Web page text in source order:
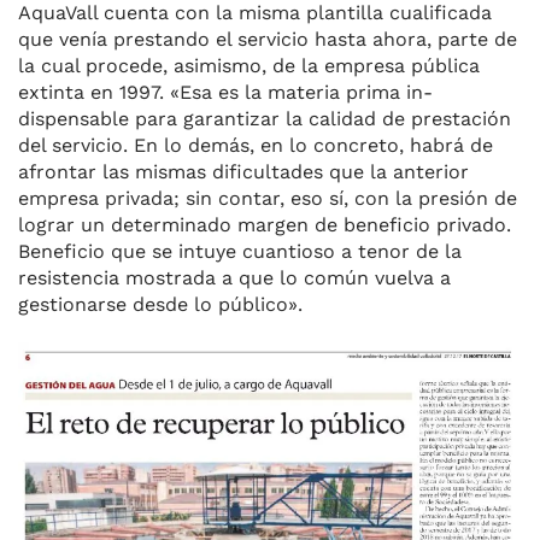
AquaVall cuenta con la misma plantilla cualificada
que venía pres­tando el servicio hasta ahora, par­te de
la cual procede, asimismo, de la empresa pública
extinta en 1997. «Esa es la materia prima in­
dispensable para garantizar la ca­lidad de prestación
del servicio. En lo demás, en lo concreto, ha­brá de
afrontar las mismas dificul­tades que la anterior
empresa pri­vada; sin contar, eso sí, con la pre­sión de
lograr un determinado margen de beneficio privado.
Be­neficio que se intuye cuantioso a tenor de la
resistencia mostrada a que lo común vuelva a
gestionar­se desde lo público».